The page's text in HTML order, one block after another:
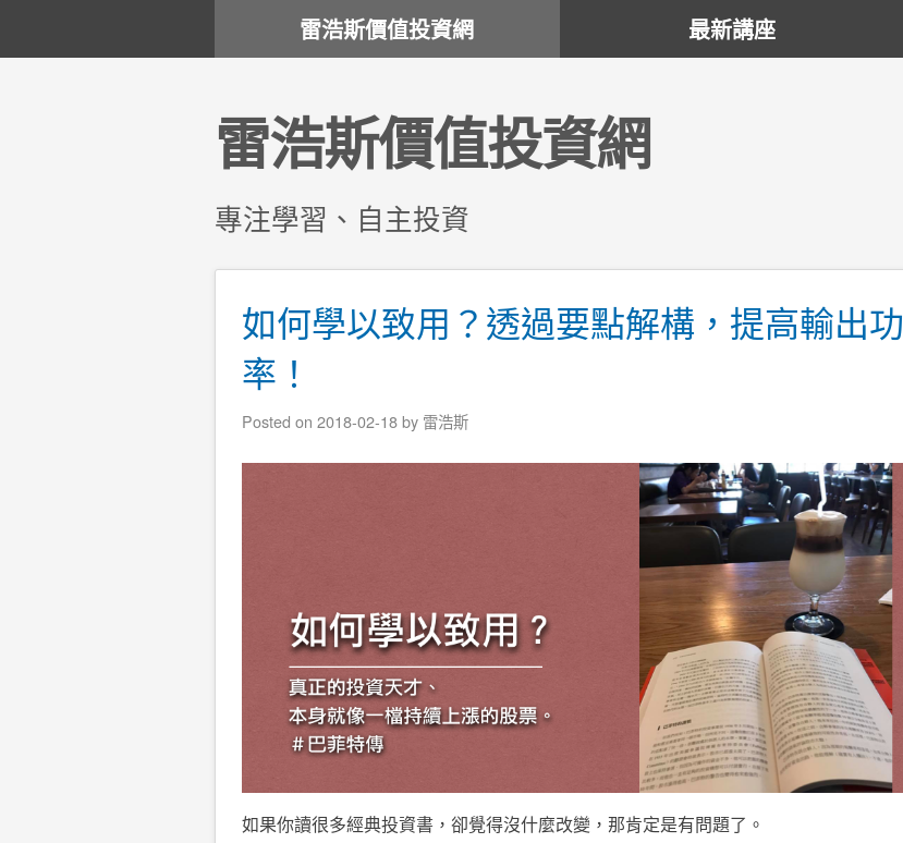
雷浩斯價值投資網 最新講座
雷浩斯價值投資網
專注學習、自主投資
如何學以致用？透過要點解構，提高輸出功
率！
Posted on 2018-02-18by 雷浩斯
如果你讀很多經典投資書，卻覺得沒什麼改變，那肯定是有問題了。